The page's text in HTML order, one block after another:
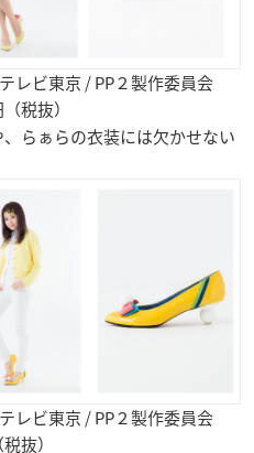
レビ東京 / PP２製作委員会
税抜）
らぁらの衣装には欠かせない
レビ東京 / PP２製作委員会
抜）